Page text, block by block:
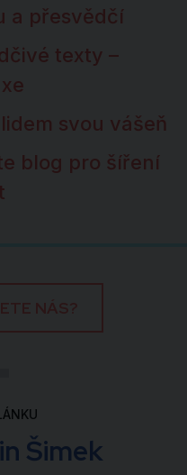
a přesvědčí
texty –
svou vášeň
blog pro šíření
Šimek